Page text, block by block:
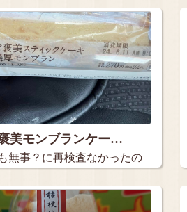
美モンブランケー…
無事？に再検査なかったの